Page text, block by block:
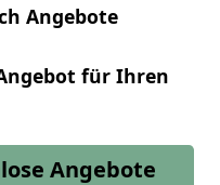
Angebote
für Ihren
Angebote